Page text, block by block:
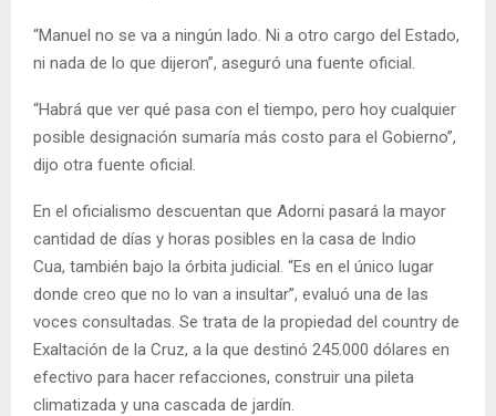
“Manuel no se va a ningún lado. Ni a otro cargo del Estado,
ni nada de lo que dijeron”, aseguró una fuente oficial.
“Habrá que ver qué pasa con el tiempo, pero hoy cualquier
posible designación sumaría más costo para el Gobierno”,
dijo otra fuente oficial.
En el oficialismo descuentan que Adorni pasará la mayor
cantidad de días y horas posibles en la casa de Indio
Cua, también bajo la órbita judicial. “Es en el único lugar
donde creo que no lo van a insultar”, evaluó una de las
voces consultadas. Se trata de la propiedad del country de
Exaltación de la Cruz, a la que destinó 245.000 dólares en
efectivo para hacer refacciones, construir una pileta
climatizada y una cascada de jardín.